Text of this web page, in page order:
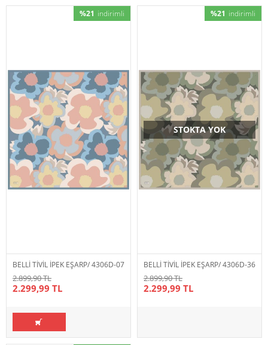
%21 indirimli
BELLİ TİVİL İPEK EŞARP/ 4306D-07
2.899,90 TL
2.299,99 TL
%21 indirimli
STOKTA YOK
BELLİ TİVİL İPEK EŞARP/ 4306D-36
2.899,90 TL
2.299,99 TL